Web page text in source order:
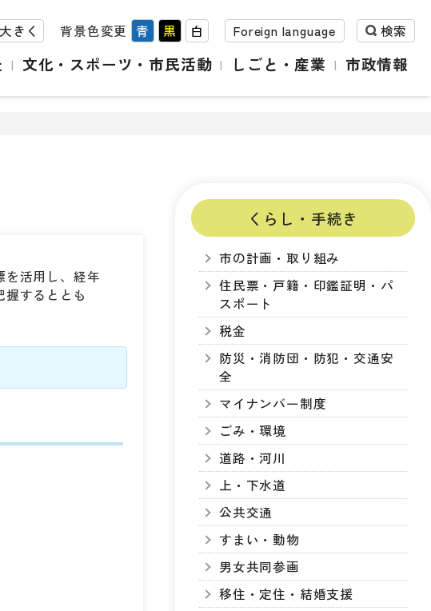
大きく 背景色変更 青 黒 白 Foreign language 検索
文化・スポーツ・市民活動 しごと・産業 市政情報
を活用し、経年
するととも
くらし・手続き
市の計画・取り組み
住民票・戸籍・印鑑証明・パ
スポート
税金
防災・消防団・防犯・交通安
全
マイナンバー制度
ごみ・環境
道路・河川
上・下水道
公共交通
すまい・動物
男女共同参画
移住・定住・結婚支援